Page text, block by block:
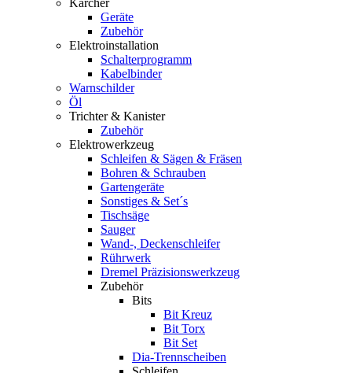
Kärcher
Geräte
Zubehör
Elektroinstallation
Schalterprogramm
Kabelbinder
Warnschilder
Öl
Trichter & Kanister
Zubehör
Elektrowerkzeug
Schleifen & Sägen & Fräsen
Bohren & Schrauben
Gartengeräte
Sonstiges & Set´s
Tischsäge
Sauger
Wand-, Deckenschleifer
Rührwerk
Dremel Präzisionswerkzeug
Zubehör
Bits
Bit Kreuz
Bit Torx
Bit Set
Dia-Trennscheiben